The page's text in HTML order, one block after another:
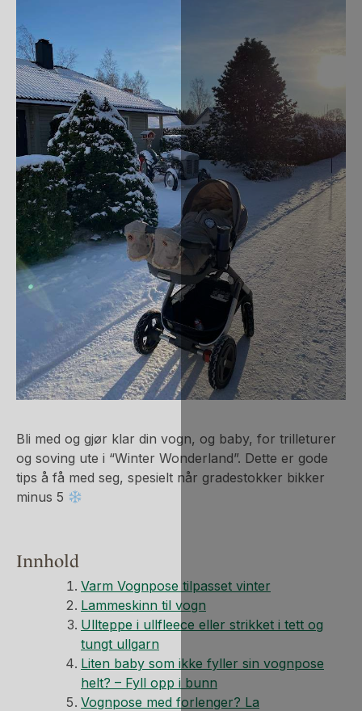
Bli med og gjør klar din vogn, og baby, for trilleturer
og soving ute i “Winter Wonderland”. Dette er gode
tips å få med seg, spesielt når gradestokker bikker
minus 5
Innhold
Varm Vognpose tilpasset vinter
Lammeskinn til vogn
Ullteppe i ullfleece eller strikket i tett og
tungt ullgarn
Liten baby som ikke fyller sin vognpose
helt? – Fyll opp i bunn
Vognpose med forlenger? La